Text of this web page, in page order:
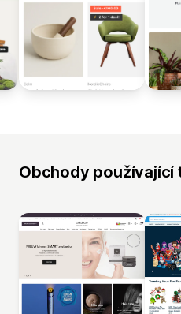
Obchody používající